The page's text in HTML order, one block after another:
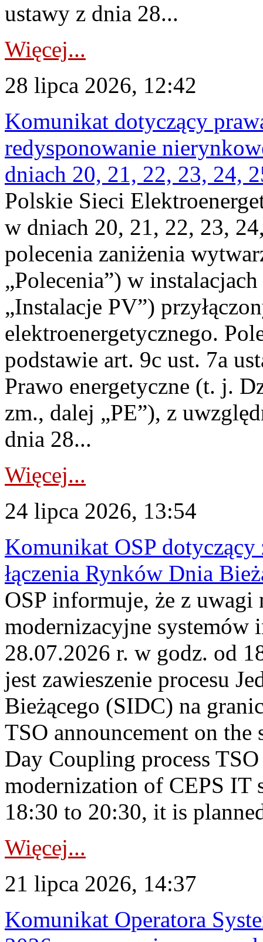
ustawy z dnia 28...
Więcej...
28 lipca 2026, 12:42
Komunikat dotyczący
redysponowanie
dniach 20, 21, 22, 23, 24,
Polskie Sieci
w dniach 20, 21, 22, 23,
polecenia zaniżenia
„Polecenia”) w
„Instalacje PV”)
elektroenergetycznego.
podstawie art. 9c ust. 7a
Prawo energetyczne (t. j.
zm., dalej „PE”), z
dnia 28...
Więcej...
24 lipca 2026, 13:54
Komunikat OSP dotyczący
łączenia Rynków Dnia
OSP informuje, że z uwagi
modernizacyjne
28.07.2026 r. w godz. od
jest zawieszenie procesu
Bieżącego (SIDC) na
TSO announcement on
Day Coupling process
modernization of CEPS IT
18:30 to 20:30, it is
Więcej...
21 lipca 2026, 14:37
Komunikat Operatora